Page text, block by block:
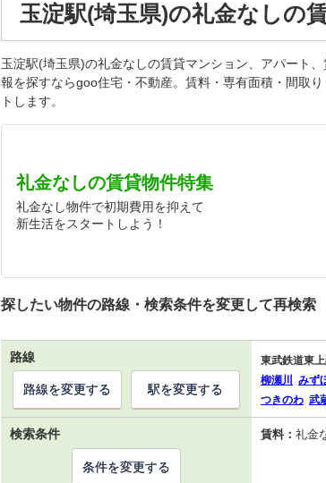
玉淀駅(埼玉県)の礼金なしの
玉淀駅(埼玉県)の礼金なしの賃貸マンション、アパート
報を探すならgoo住宅・不動産。賃料・専有面積・間取
トします。
礼金なしの賃貸物件特集
礼金なし物件で初期費用を抑えて
新生活をスタートしよう！
探したい物件の路線・検索条件を変更して再検索
路線 東武鉄道東上
柳瀬川
みず
つきのわ 武
路線を変更する 駅を変更する
検索条件 賃料： 礼金
条件を変更する